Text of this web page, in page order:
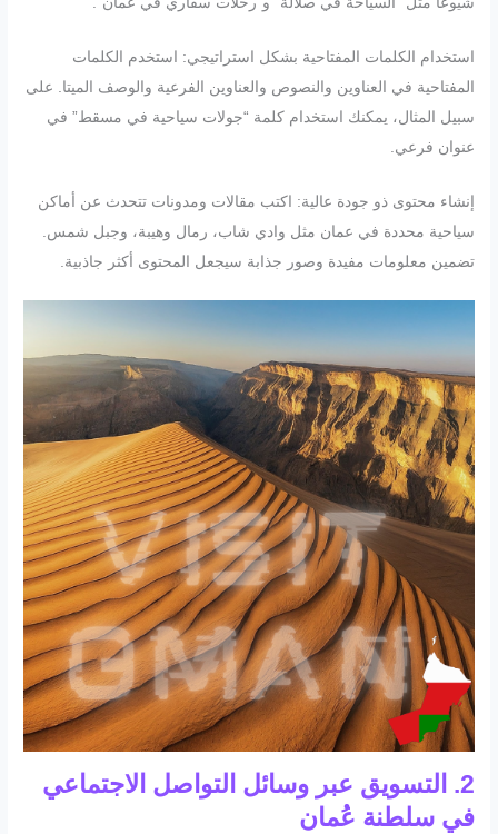
استخدام الكلمات المفتاحية بشكل استراتيجي: استخدم الكلمات
المفتاحية في العناوين والنصوص والعناوين الفرعية والوصف الميتا. على
سبيل المثال، يمكنك استخدام كلمة “جولات سياحية في مسقط” في
عنوان فرعي.
إنشاء محتوى ذو جودة عالية: اكتب مقالات ومدونات تتحدث عن أماكن
سياحية محددة في عمان مثل وادي شاب، رمال وهيبة، وجبل شمس.
تضمين معلومات مفيدة وصور جذابة سيجعل المحتوى أكثر جاذبية.
2. التسويق عبر وسائل التواصل الاجتماعي
في سلطنة عُمان